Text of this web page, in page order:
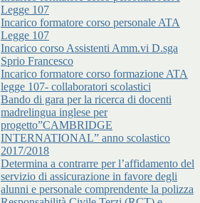
Legge 107
Incarico formatore corso personale ATA
Legge 107
Incarico corso Assistenti Amm.vi D.sga
Sprio Francesco
Incarico formatore corso formazione ATA
legge 107- collaboratori scolastici
Bando di gara per la ricerca di docenti
madrelingua inglese per
progetto”CAMBRIDGE
INTERNATIONAL” anno scolastico
2017/2018
Determina a contrarre per l’affidamento del
servizio di assicurazione in favore degli
alunni e personale comprendente la polizza